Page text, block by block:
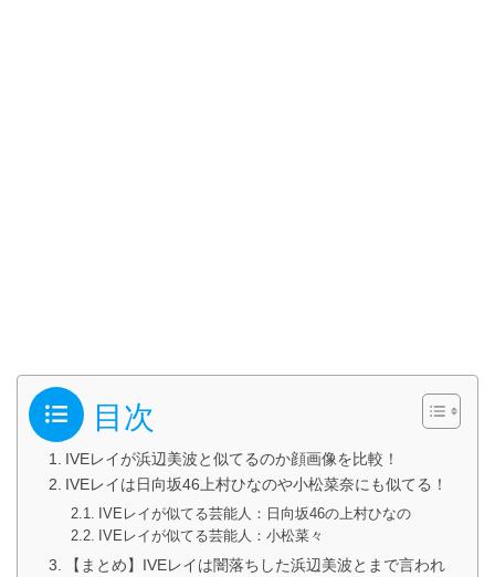
目次
IVEレイが浜辺美波と似てるのか顔画像を比較！
IVEレイは日向坂46上村ひなのや小松菜奈にも似てる！
IVEレイが似てる芸能人：日向坂46の上村ひなの
IVEレイが似てる芸能人：小松菜々
【まとめ】IVEレイは闇落ちした浜辺美波とまで言われ